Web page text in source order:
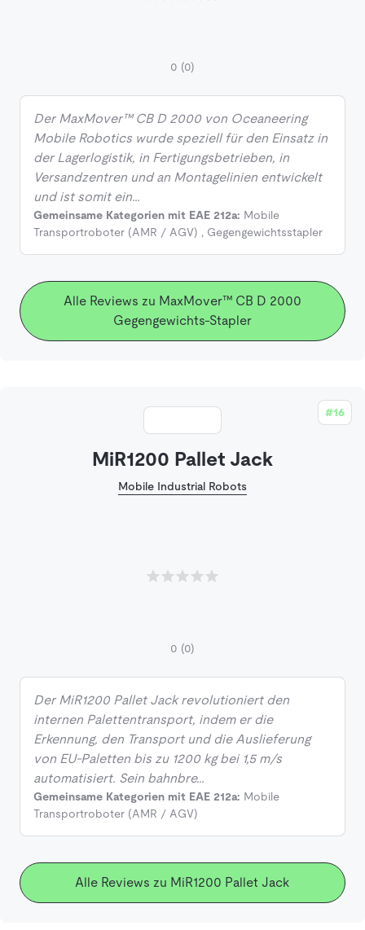
0 (0)
Der MaxMover™ CB D 2000 von Oceaneering
Mobile Robotics wurde speziell für den Einsatz in
der Lagerlogistik, in Fertigungsbetrieben, in
Versandzentren und an Montagelinien entwickelt
und ist somit ein…
Gemeinsame Kategorien mit EAE 212a: Mobile
Transportroboter (AMR / AGV) , Gegengewichtsstapler
Alle Reviews zu MaxMover™ CB D 2000
Gegengewichts-Stapler
#16
MiR1200 Pallet Jack
Mobile Industrial Robots
0 (0)
Der MiR1200 Pallet Jack revolutioniert den
internen Palettentransport, indem er die
Erkennung, den Transport und die Auslieferung
von EU-Paletten bis zu 1200 kg bei 1,5 m/s
automatisiert. Sein bahnbre…
Gemeinsame Kategorien mit EAE 212a: Mobile
Transportroboter (AMR / AGV)
Alle Reviews zu MiR1200 Pallet Jack